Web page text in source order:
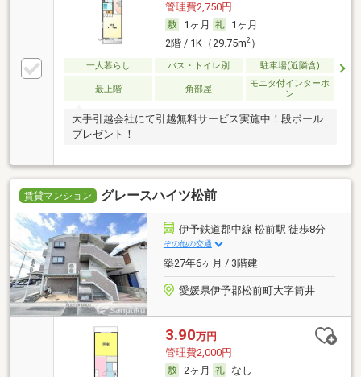
管理費2,750円
1ヶ月
1ヶ月
2階 / 1K（29.75m2）
一人暮らし バス・トイレ別 駐車場(近隣含)
最上階 角部屋
モニタ付インターホ
ン
大手引越会社にて引越無料サービス実施中！段ボール
プレゼント！
賃貸マンション グレースハイツ松前
伊予鉄道郡中線 松前駅 徒歩8分
その他の交通
築27年6ヶ月 / 3階建
愛媛県伊予郡松前町大字筒井
3.90万円
管理費2,000円
2ヶ月
なし